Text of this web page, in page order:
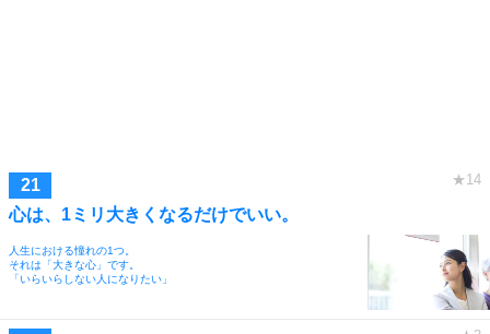
心は、1ミリ大きくなるだけでいい。
人生における憧れの1つ。
それは「大きな心」です。
「いらいらしない人になりたい」